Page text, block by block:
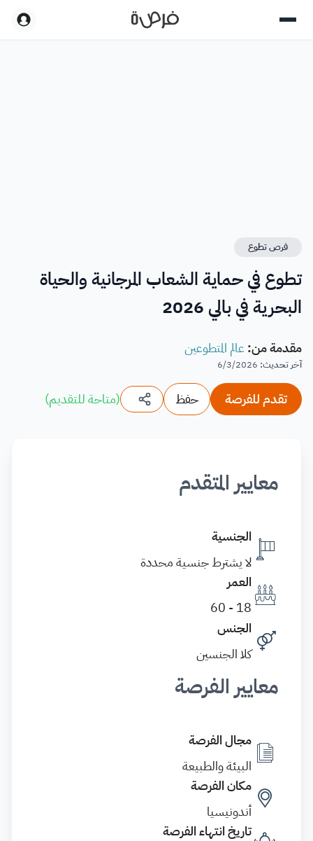
فرص تطوع
تطوع في حماية الشعاب المرجانية والحياة
البحرية في بالي 2026
مقدمة من: عالم المتطوعين
آخر تحديث:
6/3/2026
تقدم للفرصة حفظ (متاحة للتقديم)
معايير المتقدم
الجنسية
لا يشترط جنسية محددة
العمر
18 - 60
الجنس
كلا الجنسين
معايير الفرصة
مجال الفرصة
البيئة والطبيعة
مكان الفرصة
أندونيسيا
تاريخ انتهاء الفرصة